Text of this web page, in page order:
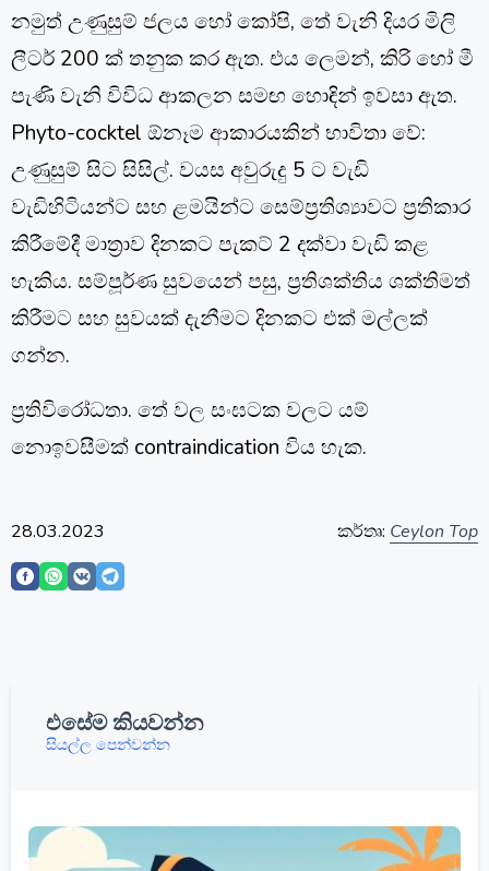
නමුත් උණුසුම් ජලය හෝ කෝපි, තේ වැනි දියර මිලි
ලීටර් 200 ක් තනුක කර ඇත. එය ලෙමන්, කිරි හෝ මී
පැණි වැනි විවිධ ආකලන සමඟ හොඳින් ඉවසා ඇත.
Phyto-cocktel ඕනෑම ආකාරයකින් භාවිතා වේ:
උණුසුම් සිට සිසිල්. වයස අවුරුදු 5 ට වැඩි
වැඩිහිටියන්ට සහ ළමයින්ට සෙම්ප්‍රතිශ්‍යාවට ප්‍රතිකාර
කිරීමේදී මාත්‍රාව දිනකට පැකට් 2 දක්වා වැඩි කළ
හැකිය. සම්පූර්ණ සුවයෙන් පසු, ප්‍රතිශක්තිය ශක්තිමත්
කිරීමට සහ සුවයක් දැනීමට දිනකට එක් මල්ලක්
ගන්න.
ප්‍රතිවිරෝධතා. තේ වල සංඝටක වලට යම්
නොඉවසීමක් contraindication විය හැක.
28.03.2023 කර්තෘ: Ceylon Top
එසේම කියවන්න
සියල්ල පෙන්වන්න